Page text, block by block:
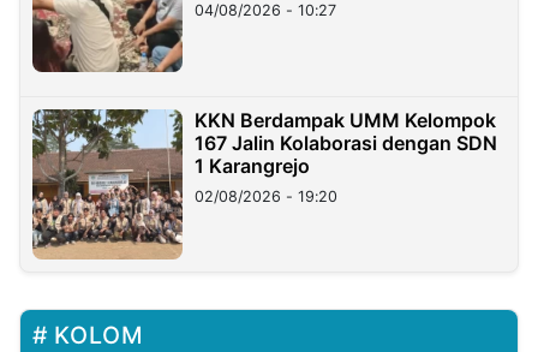
04/08/2026 - 10:27
KKN Berdampak UMM Kelompok
167 Jalin Kolaborasi dengan SDN
1 Karangrejo
02/08/2026 - 19:20
KOLOM